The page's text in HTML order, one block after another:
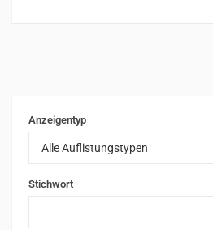
Anzeigentyp
Alle Auflistungstypen
Stichwort